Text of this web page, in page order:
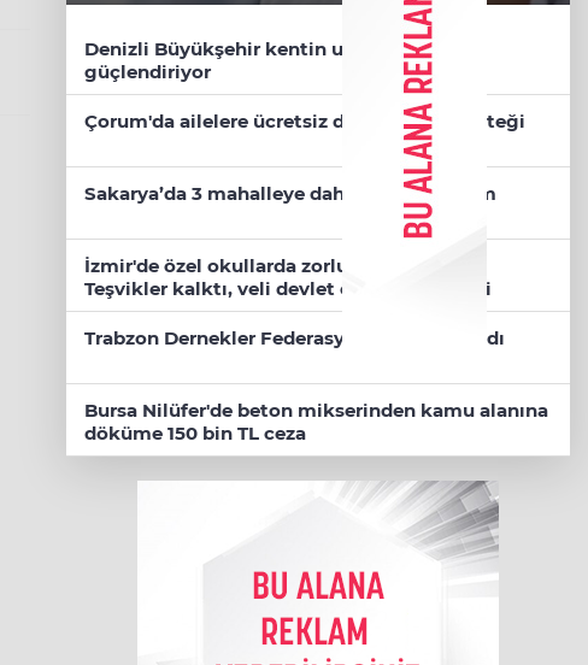
Denizli Büyükşehir kentin ulaşım ağını
güçlendiriyor
Çorum'da ailelere ücretsiz danışmanlık desteği
Sakarya’da 3 mahalleye daha sportif yatırım
İzmir'de özel okullarda zorlu kayıt dönemi!
Teşvikler kalktı, veli devlet okuluna yöneldi
Trabzon Dernekler Federasyonu Şubesi açıldı
Bursa Nilüfer'de beton mikserinden kamu alanına
döküme 150 bin TL ceza